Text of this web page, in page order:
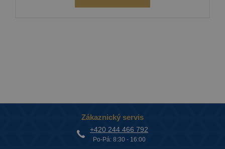
Zákaznický servis
+420 244 466 792
Po-Pá: 8:30 - 16:00